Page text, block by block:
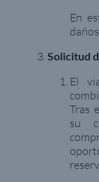
En
Solicitud
El
Tras
su